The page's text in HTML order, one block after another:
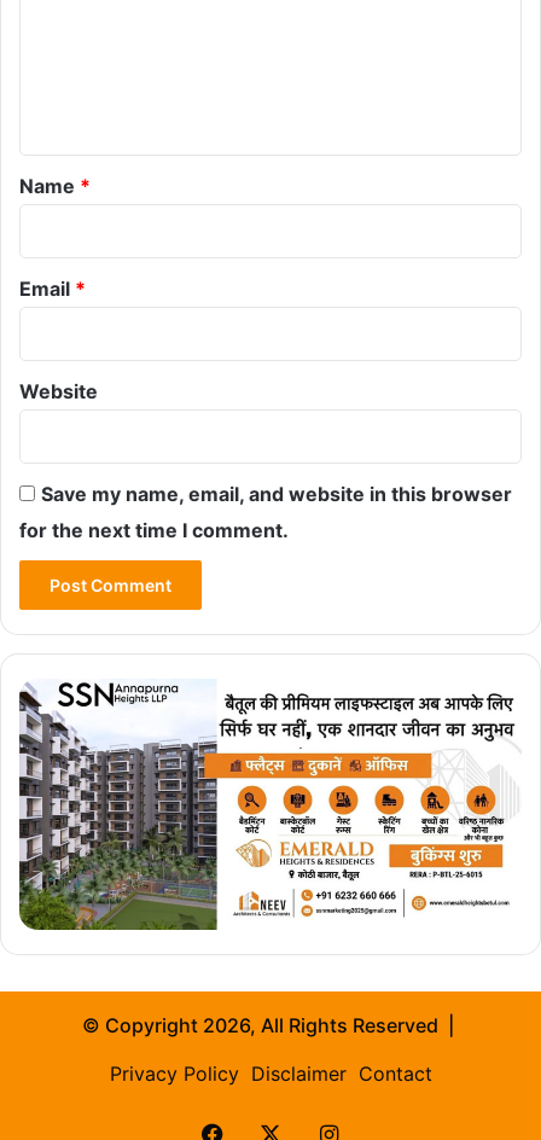
*
Name *
Email *
Website
Save my name, email, and website in this browser
for the next time I comment.
© Copyright 2026, All Rights Reserved |
Privacy Policy Disclaimer Contact
Facebook Instagram